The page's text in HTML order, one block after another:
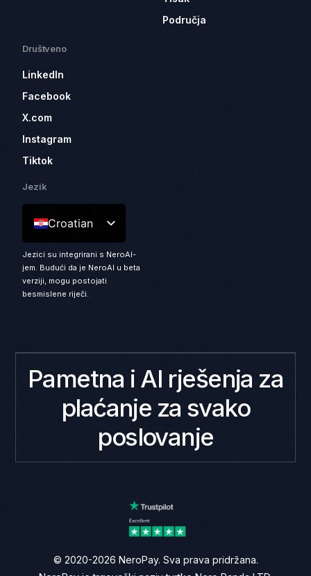
Područja
Društveno
LinkedIn
Facebook
X.com
Instagram
Tiktok
Jezik
Croatian
Jezici su integrirani s NeroAI-
jem. Budući da je NeroAI u beta
verziji, mogu postojati
besmislene riječi.
Pametna i AI rješenja za
plaćanje za svako
poslovanje
© 2020-2026 NeroPay. Sva prava pridržana.